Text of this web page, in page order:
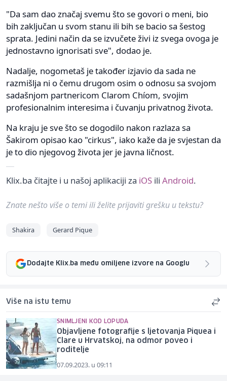
"Da sam dao značaj svemu što se govori o meni, bio
bih zaključan u svom stanu ili bih se bacio sa šestog
sprata. Jedini način da se izvučete živi iz svega ovoga je
jednostavno ignorisati sve", dodao je.
Nadalje, nogometaš je također izjavio da sada ne
razmišlja ni o čemu drugom osim o odnosu sa svojom
sadašnjom partnericom Clarom Chíom, svojim
profesionalnim interesima i čuvanju privatnog života.
Na kraju je sve što se dogodilo nakon razlaza sa
Šakirom opisao kao "cirkus", iako kaže da je svjestan da
je to dio njegovog života jer je javna ličnost.
Klix.ba čitajte i u našoj aplikaciji za iOS ili Android.
Znate nešto više o temi ili želite prijaviti grešku u tekstu?
Shakira Gerard Pique
Dodajte Klix.ba među omiljene izvore na Googlu
Više na istu temu
SNIMLJENI KOD LOPUDA
Objavljene fotografije s ljetovanja Piquea i
Clare u Hrvatskoj, na odmor poveo i
roditelje
07.09.2023. u 09:11